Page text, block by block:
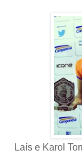
Laís e Karol